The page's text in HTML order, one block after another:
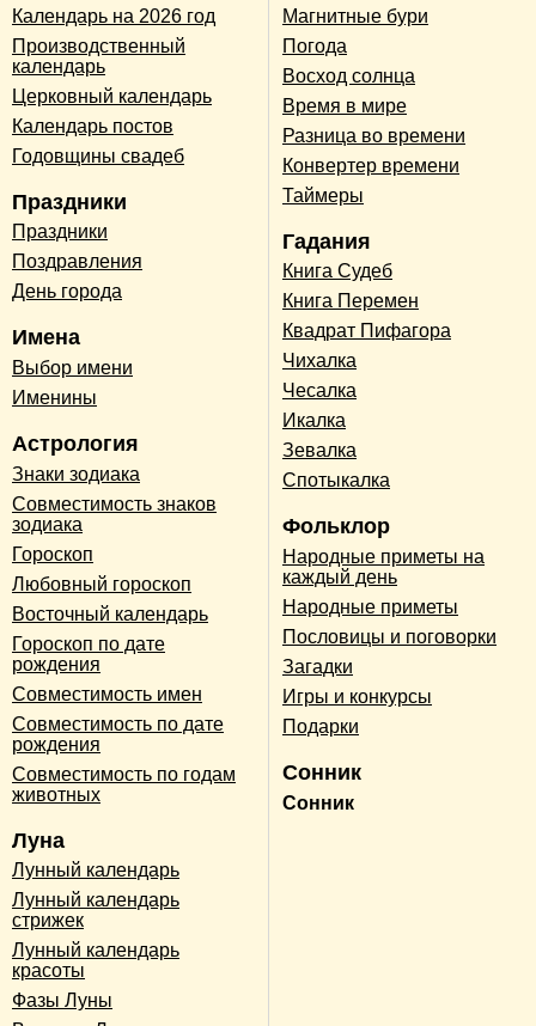
Календарь на 2026 год
Производственный
календарь
Церковный календарь
Календарь постов
Годовщины свадеб
Праздники
Праздники
Поздравления
День города
Имена
Выбор имени
Именины
Астрология
Знаки зодиака
Совместимость знаков
зодиака
Гороскоп
Любовный гороскоп
Восточный календарь
Гороскоп по дате
рождения
Совместимость имен
Совместимость по дате
рождения
Совместимость по годам
животных
Луна
Лунный календарь
Лунный календарь
стрижек
Лунный календарь
красоты
Фазы Луны
Магнитные бури
Погода
Восход солнца
Время в мире
Разница во времени
Конвертер времени
Таймеры
Гадания
Книга Судеб
Книга Перемен
Квадрат Пифагора
Чихалка
Чесалка
Икалка
Зевалка
Спотыкалка
Фольклор
Народные приметы на
каждый день
Народные приметы
Пословицы и поговорки
Загадки
Игры и конкурсы
Подарки
Сонник
Сонник